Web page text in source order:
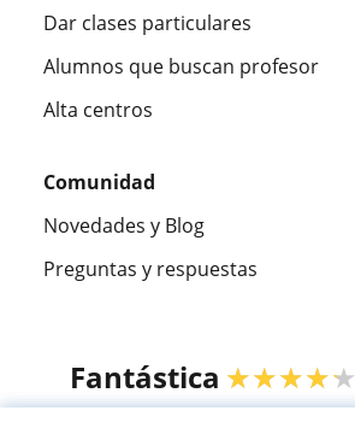
Dar clases particulares
Alumnos que buscan profesor
Alta centros
Comunidad
Novedades y Blog
Preguntas y respuestas
Fantástica ★★★★★